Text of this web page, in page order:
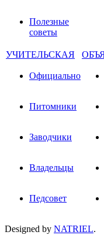
Полезные
советы
УЧИТЕЛЬСКАЯ
Официально
Питомники
Заводчики
Владельцы
Педсовет
Designed by NATRIEL.